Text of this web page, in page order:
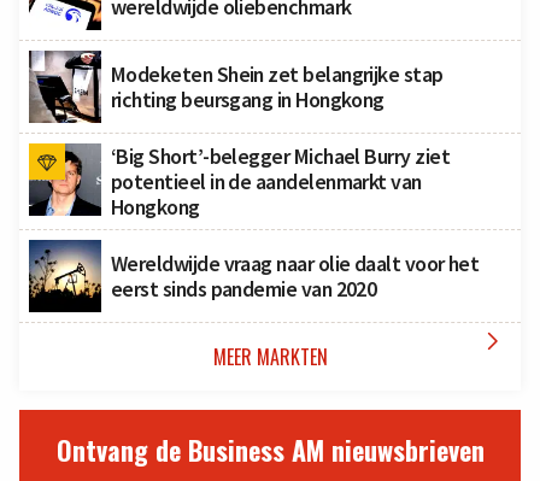
wereldwijde oliebenchmark
Modeketen Shein zet belangrijke stap
richting beursgang in Hongkong
‘Big Short’-belegger Michael Burry ziet
potentieel in de aandelenmarkt van
Hongkong
Wereldwijde vraag naar olie daalt voor het
eerst sinds pandemie van 2020
MEER MARKTEN 
Ontvang de Business AM nieuwsbrieven